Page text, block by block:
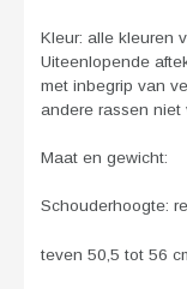
Kleur: alle kleuren
Uiteenlopende
met inbegrip van
andere rassen niet
Maat en gewicht:
Schouderhoogte:
teven 50,5 tot 56